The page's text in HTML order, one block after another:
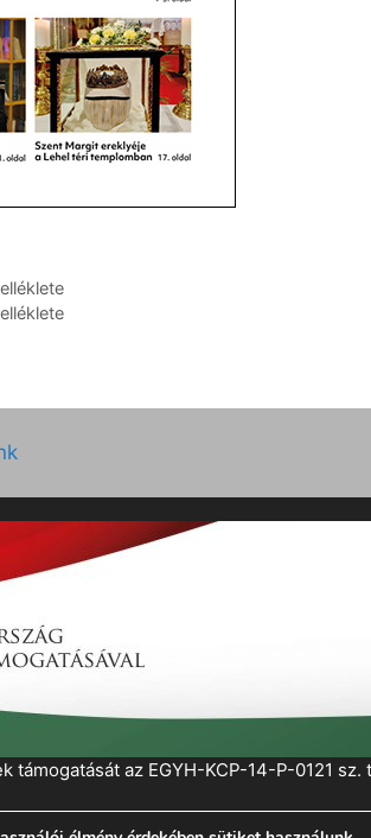
támogatását az EGYH-KCP-14-P-0121